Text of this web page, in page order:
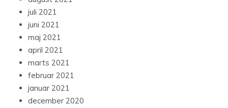
juli 2021
juni 2021
maj 2021
april 2021
marts 2021
februar 2021
januar 2021
december 2020